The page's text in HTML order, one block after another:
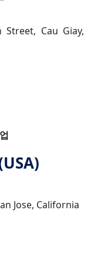
Street, Cau Giay,
Jose, California